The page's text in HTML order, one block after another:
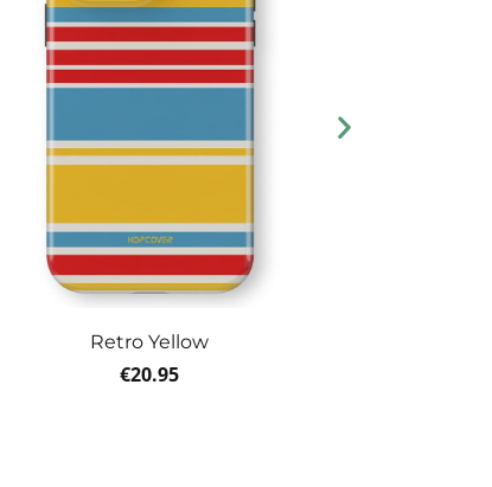
Retro Yellow
€20.95